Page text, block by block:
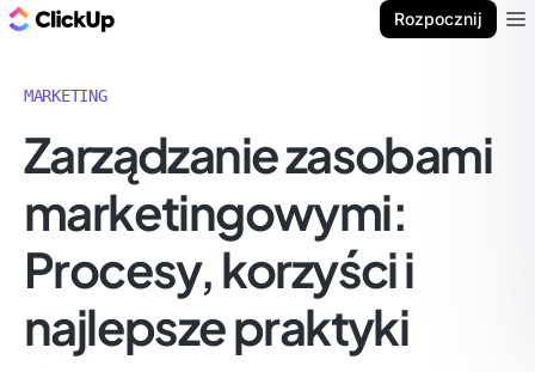
Rozpocznij
MARKETING
Zarządzanie zasobami
marketingowymi:
Procesy, korzyści i
najlepsze praktyki